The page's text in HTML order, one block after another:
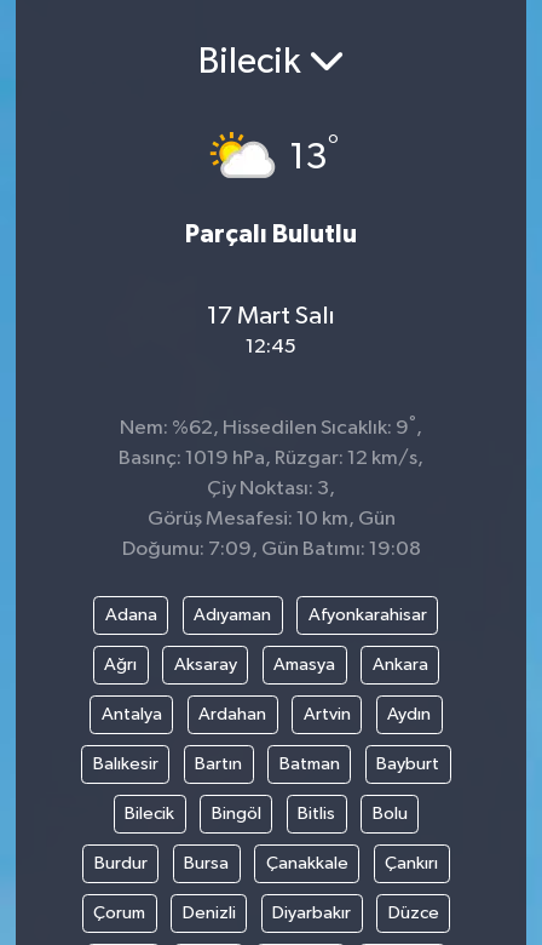
Bilecik
13°
Parçalı Bulutlu
17 Mart Salı
12:45
Nem: %62, Hissedilen Sıcaklık: 9° ,
Basınç: 1019 hPa, Rüzgar: 12 km/s,
Çiy Noktası: 3,
Görüş Mesafesi: 10 km, Gün
Doğumu: 7:09, Gün Batımı: 19:08
Adana Adıyaman Afyonkarahisar
Ağrı Aksaray Amasya Ankara
Antalya Ardahan Artvin Aydın
Balıkesir Bartın Batman Bayburt
Bilecik Bingöl Bitlis Bolu
Burdur Bursa Çanakkale Çankırı
Çorum Denizli Diyarbakır Düzce